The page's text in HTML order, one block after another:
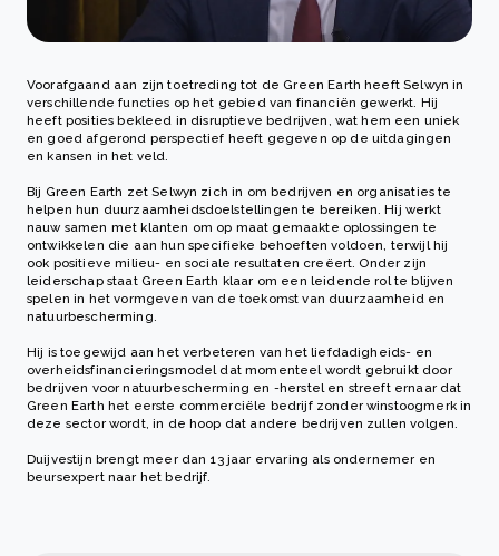
Voorafgaand aan zijn toetreding tot de Green Earth heeft Selwyn in
verschillende functies op het gebied van financiën gewerkt. Hij
heeft posities bekleed in disruptieve bedrijven, wat hem een uniek
en goed afgerond perspectief heeft gegeven op de uitdagingen
en kansen in het veld.
Bij Green Earth zet Selwyn zich in om bedrijven en organisaties te
helpen hun duurzaamheidsdoelstellingen te bereiken. Hij werkt
nauw samen met klanten om op maat gemaakte oplossingen te
ontwikkelen die aan hun specifieke behoeften voldoen, terwijl hij
ook positieve milieu- en sociale resultaten creëert. Onder zijn
leiderschap staat Green Earth klaar om een leidende rol te blijven
spelen in het vormgeven van de toekomst van duurzaamheid en
natuurbescherming.
Hij is toegewijd aan het verbeteren van het liefdadigheids- en
overheidsfinancieringsmodel dat momenteel wordt gebruikt door
bedrijven voor natuurbescherming en -herstel en streeft ernaar dat
Green Earth het eerste commerciële bedrijf zonder winstoogmerk in
deze sector wordt, in de hoop dat andere bedrijven zullen volgen.
Duijvestijn brengt meer dan 13 jaar ervaring als ondernemer en
beursexpert naar het bedrijf.